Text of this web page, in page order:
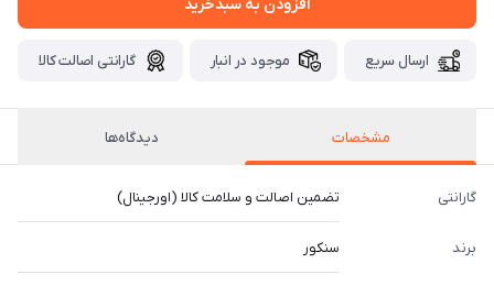
افزودن به سبدخرید
ارسال سریع موجود در انبار گارانتی اصالت کالا
مشخصات دیدگاه‌ها
گارانتی تضمین اصالت و سلامت کالا (اورجینال)
برند سنکور